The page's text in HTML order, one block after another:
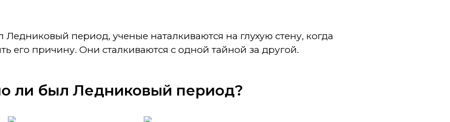
Ледниковый период, ученые наталкиваются на глухую стену, когда
его причину. Они сталкиваются с одной тайной за другой.
ли был Ледниковый период?